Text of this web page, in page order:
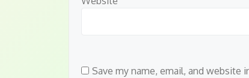
Save my name, email, and